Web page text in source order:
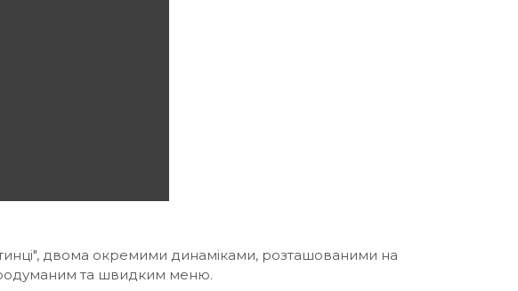
двома окремими динаміками, розташованими на
та швидким меню.